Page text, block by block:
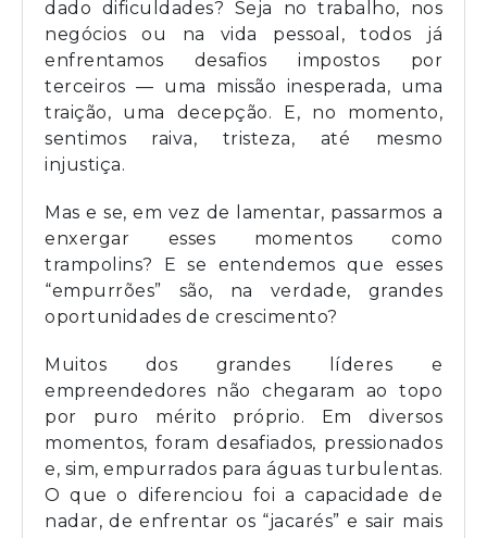
dado dificuldades? Seja no trabalho, nos
negócios ou na vida pessoal, todos já
enfrentamos desafios impostos por
terceiros — uma missão inesperada, uma
traição, uma decepção. E, no momento,
sentimos raiva, tristeza, até mesmo
injustiça.
Mas e se, em vez de lamentar, passarmos a
enxergar esses momentos como
trampolins? E se entendemos que esses
“empurrões” são, na verdade, grandes
oportunidades de crescimento?
Muitos dos grandes líderes e
empreendedores não chegaram ao topo
por puro mérito próprio. Em diversos
momentos, foram desafiados, pressionados
e, sim, empurrados para águas turbulentas.
O que o diferenciou foi a capacidade de
nadar, de enfrentar os “jacarés” e sair mais